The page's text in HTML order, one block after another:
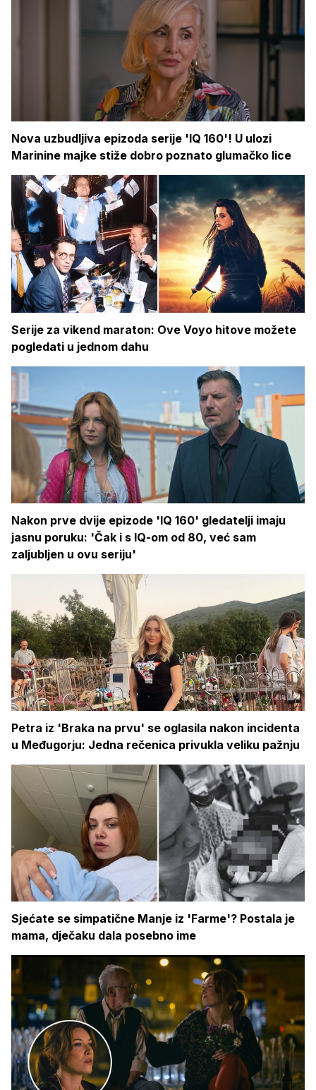
Nova uzbudljiva epizoda serije 'IQ 160'! U ulozi
Marinine majke stiže dobro poznato glumačko lice
Serije za vikend maraton: Ove Voyo hitove možete
pogledati u jednom dahu
Nakon prve dvije epizode 'IQ 160' gledatelji imaju
jasnu poruku: 'Čak i s IQ-om od 80, već sam
zaljubljen u ovu seriju'
Petra iz 'Braka na prvu' se oglasila nakon incidenta
u Međugorju: Jedna rečenica privukla veliku pažnju
Sjećate se simpatične Manje iz 'Farme'? Postala je
mama, dječaku dala posebno ime